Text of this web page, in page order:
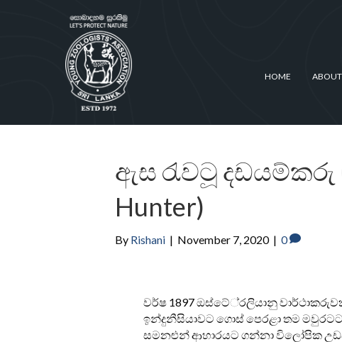
HOME
ඇස රැවටූ දඩයම්කරු
Hunter)
By Rishani | November 7, 2020 | 0
වර්ෂ 1897 ඔස්ටේ‍්‍රලියානු
ඉන්දුනීසියාවට ගොස් පෙරළා තම
සමනළුන් ආහාරයට ගන්නා විලෝපික